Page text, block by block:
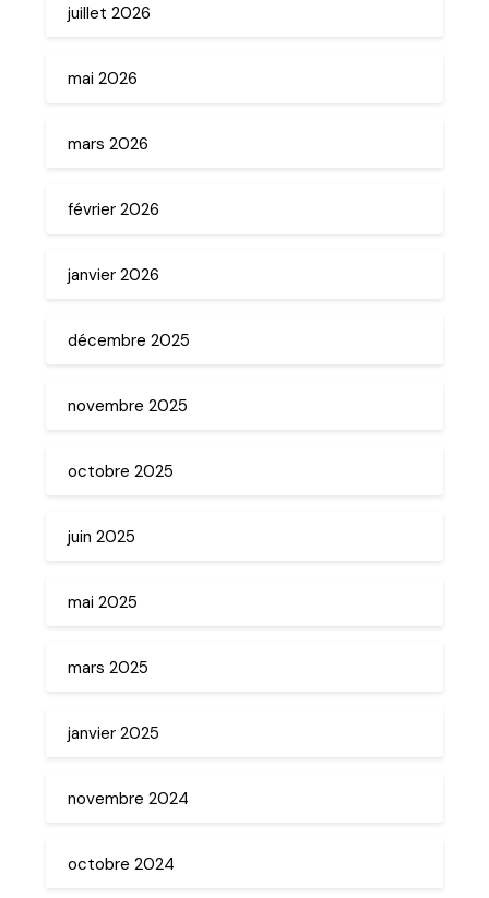
juillet 2026
mai 2026
mars 2026
février 2026
janvier 2026
décembre 2025
novembre 2025
octobre 2025
juin 2025
mai 2025
mars 2025
janvier 2025
novembre 2024
octobre 2024